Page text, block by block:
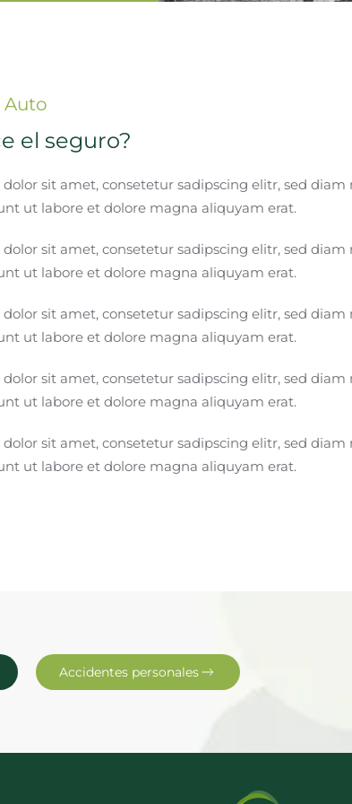
Auto
el seguro?
sit amet, consetetur sadipscing elitr, sed
ut labore et dolore magna aliquyam erat.
sit amet, consetetur sadipscing elitr, sed
ut labore et dolore magna aliquyam erat.
sit amet, consetetur sadipscing elitr, sed
ut labore et dolore magna aliquyam erat.
sit amet, consetetur sadipscing elitr, sed
ut labore et dolore magna aliquyam erat.
sit amet, consetetur sadipscing elitr, sed
ut labore et dolore magna aliquyam erat.
Accidentes personales